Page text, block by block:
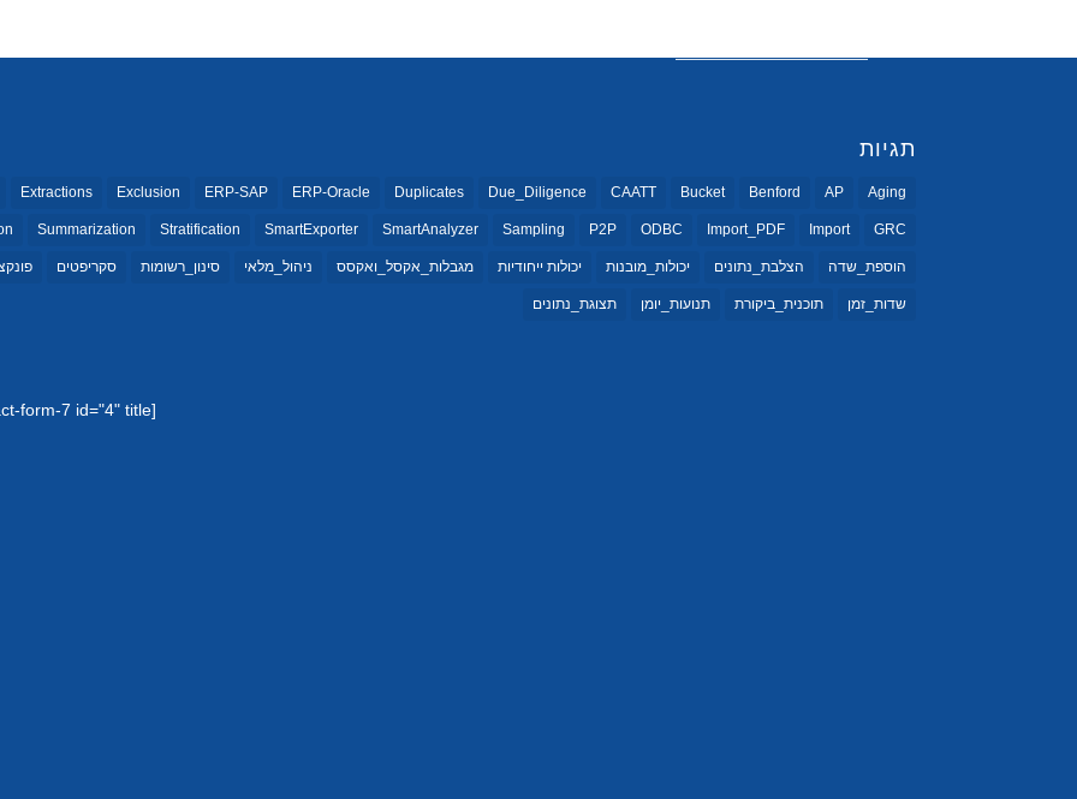
תגיות
Aging
AP
Benford
Bucket
CAATT
Due_Diligence
Duplicates
ERP-Oracle
ERP-SAP
Exclusion
Extractions
GRC
Import
Import_PDF
ODBC
P2P
Sampling
SmartAnalyzer
SmartExporter
Stratification
Summarization
הוספת_שדה הצלבת_נתונים יכולות_מובנות יכולות ייחודיות מגבלות_אקסל_ואקסס ניהול_מלאי סינון_רשומות סקריפטים
שדות_זמן תוכנית_ביקורת תנועות_יומן תצוגת_נתונים
[contact-form-7 id="4" title="טופס יצירת קשר 1"]